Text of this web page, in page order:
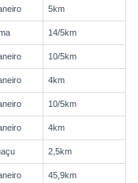
5km
14/5km
10/5km
4km
10/5km
4km
2,5km
45,9km